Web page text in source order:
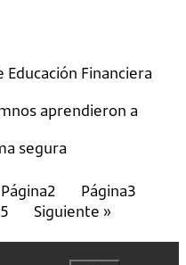
Educación Financiera
aprendieron a
segura
Página2 Página3
5 Siguiente »